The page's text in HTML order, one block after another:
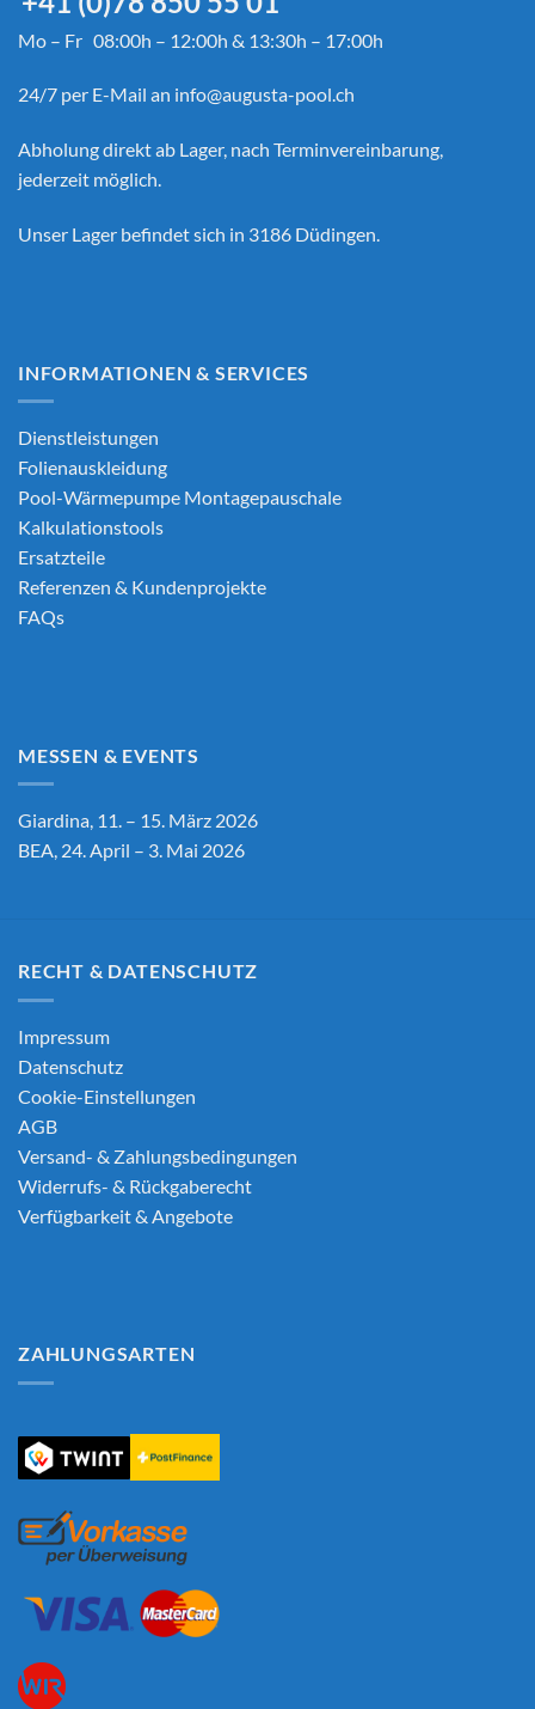
Mo – Fr 08:00h – 12:00h & 13:30h – 17:00h
24/7 per E-Mail an info@augusta-pool.ch
Abholung direkt ab Lager, nach Terminvereinbarung,
jederzeit möglich.
Unser Lager befindet sich in 3186 Düdingen.
INFORMATIONEN & SERVICES
Dienstleistungen
Folienauskleidung
Pool-Wärmepumpe Montagepauschale
Kalkulationstools
Ersatzteile
Referenzen & Kundenprojekte
FAQs
MESSEN & EVENTS
Giardina, 11. – 15. März 2026
BEA, 24. April – 3. Mai 2026
RECHT & DATENSCHUTZ
Impressum
Datenschutz
Cookie-Einstellungen
AGB
Versand- & Zahlungsbedingungen
Widerrufs- & Rückgaberecht
Verfügbarkeit & Angebote
ZAHLUNGSARTEN